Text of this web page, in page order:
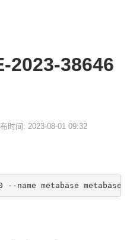
2023-38646
时间: 2023-08-01 09:32